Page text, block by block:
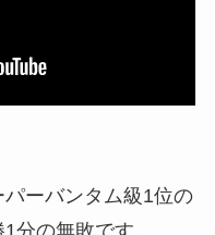
ーバンタム級1位の